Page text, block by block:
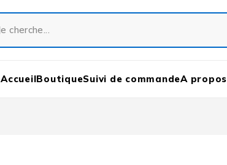
AccueilBoutiqueSuivi de commandeA propos